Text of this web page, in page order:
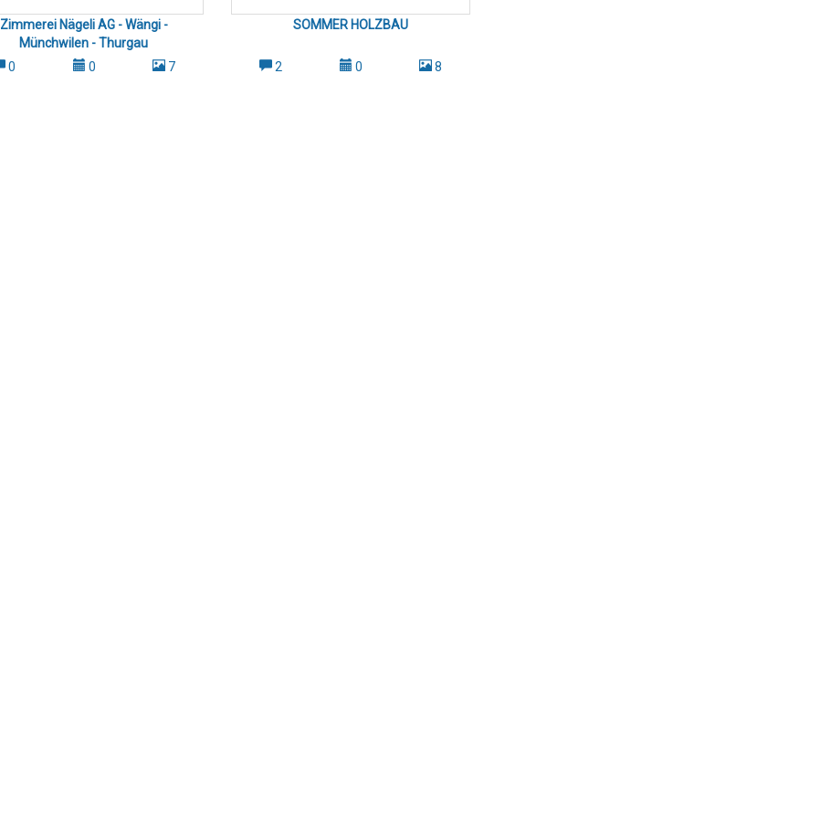
Zimmerei Nägeli AG - Wängi -
Münchwilen - Thurgau
0
0 7
SOMMER HOLZBAU
2 0 8